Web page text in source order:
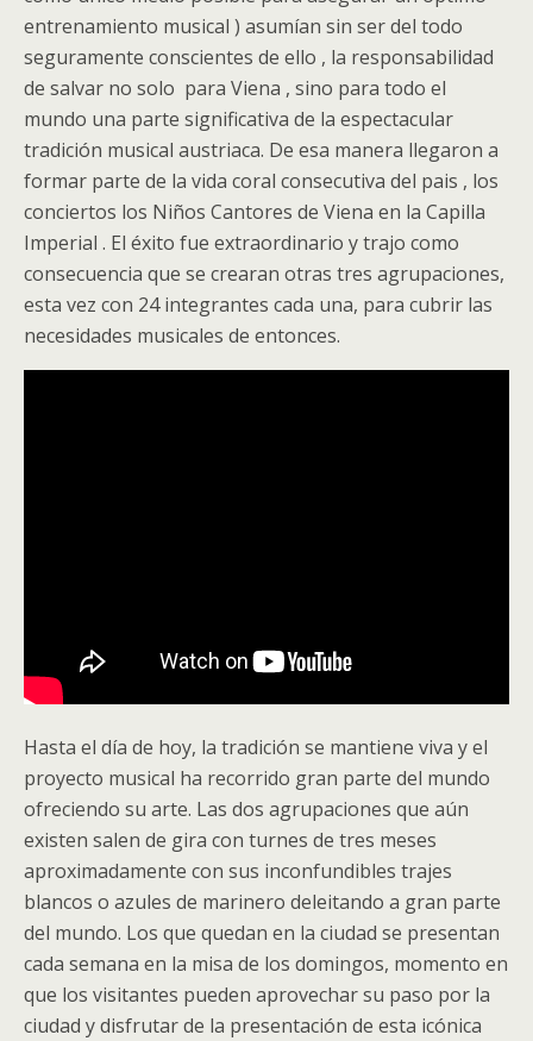
entrenamiento musical ) asumían sin ser del todo
seguramente conscientes de ello , la responsabilidad
de salvar no solo para Viena , sino para todo el
mundo una parte significativa de la espectacular
tradición musical austriaca. De esa manera llegaron a
formar parte de la vida coral consecutiva del pais , los
conciertos los Niños Cantores de Viena en la Capilla
Imperial . El éxito fue extraordinario y trajo como
consecuencia que se crearan otras tres agrupaciones,
esta vez con 24 integrantes cada una, para cubrir las
necesidades musicales de entonces.
Hasta el día de hoy, la tradición se mantiene viva y el
proyecto musical ha recorrido gran parte del mundo
ofreciendo su arte. Las dos agrupaciones que aún
existen salen de gira con turnes de tres meses
aproximadamente con sus inconfundibles trajes
blancos o azules de marinero deleitando a gran parte
del mundo. Los que quedan en la ciudad se presentan
cada semana en la misa de los domingos, momento en
que los visitantes pueden aprovechar su paso por la
ciudad y disfrutar de la presentación de esta icónica